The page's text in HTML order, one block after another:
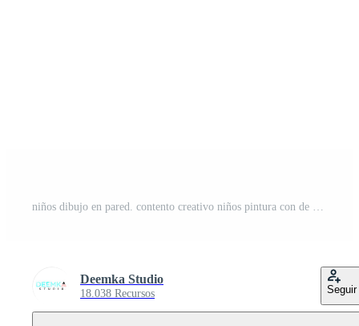
Deemka Studio
18.038 Recursos Seguir